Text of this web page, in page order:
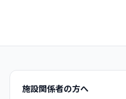
施設関係者の方へ